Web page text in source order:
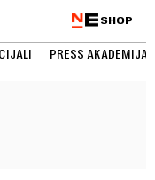
SHOP
PRESS AKADEMIJA